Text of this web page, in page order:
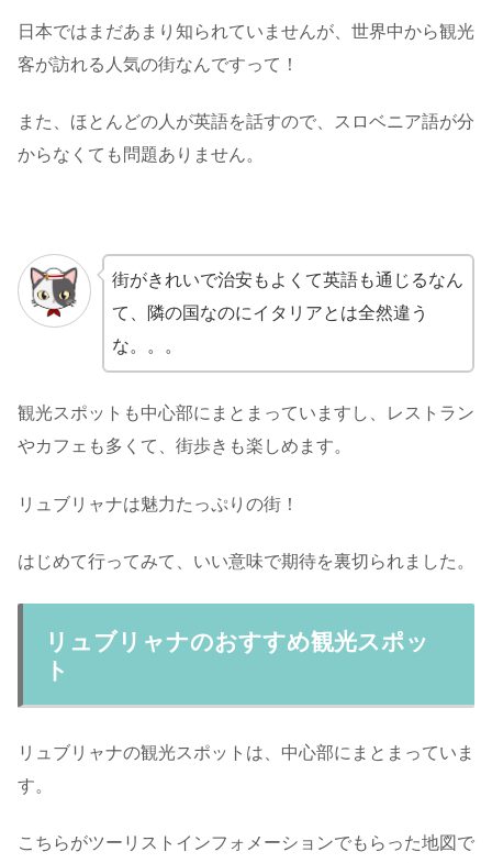
日本ではまだあまり知られていませんが、世界中から観光
客が訪れる人気の街なんですって！
また、ほとんどの人が英語を話すので、スロベニア語が分
からなくても問題ありません。
街がきれいで治安もよくて英語も通じるなん
て、隣の国なのにイタリアとは全然違う
な。。。
観光スポットも中心部にまとまっていますし、レストラン
やカフェも多くて、街歩きも楽しめます。
リュブリャナは魅力たっぷりの街！
はじめて行ってみて、いい意味で期待を裏切られました。
リュブリャナのおすすめ観光スポッ
ト
リュブリャナの観光スポットは、中心部にまとまっていま
す。
こちらがツーリストインフォメーションでもらった地図で